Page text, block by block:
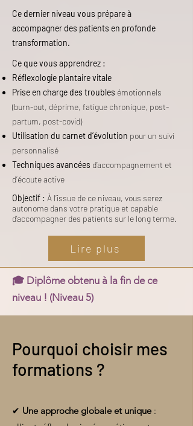
Ce dernier niveau vous prépare à
accompagner des patients en profonde
transformation.
Ce que vous apprendrez :
Réflexologie plantaire vitale
Prise en charge des troubles émotionnels
(burn-out, déprime, fatigue chronique, post-
partum, post-covid)
Utilisation du carnet d’évolution pour un suivi
personnalisé
Techniques avancées d’accompagnement et
d’écoute active
Objectif : À l’issue de ce niveau, vous serez
autonome dans votre pratique et capable
d’accompagner des patients sur le long terme.
Lire plus
🎓 Diplôme obtenu à la fin de ce
niveau ! (Niveau 5)
Pourquoi choisir mes
formations ?
✔ Une approche globale et unique: